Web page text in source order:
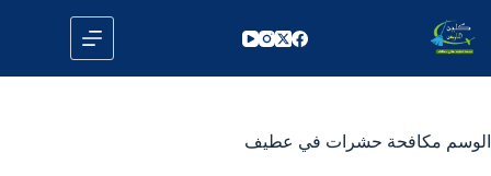
إلى
المحتوى
الوسم مكافحة حشرات في عطيف